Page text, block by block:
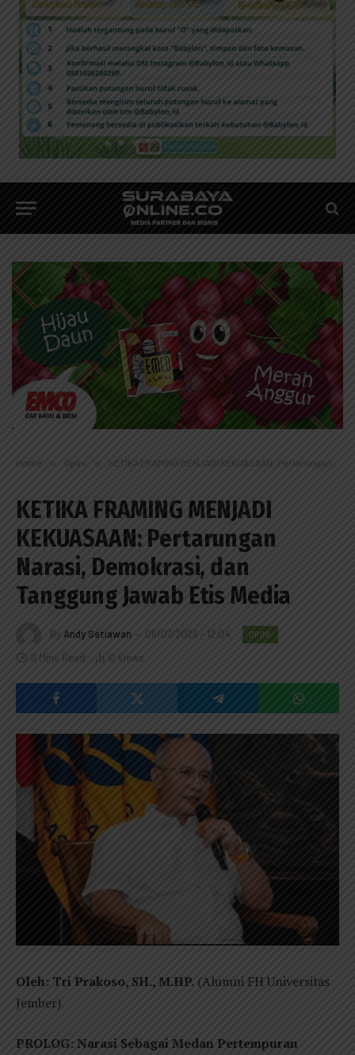
Home » Opini » KETIKA FRAMING MENJADI KEKUASAAN: Pertarungan Narasi, Demokrasi, dan Tanggung Jawab Etis Media
KETIKA FRAMING MENJADI
KEKUASAAN: Pertarungan
Narasi, Demokrasi, dan
Tanggung Jawab Etis Media
By Andy Setiawan 06/07/2026 - 12:04 OPINI
11 Mins Read 0 Views
Oleh: Tri Prakoso, SH., M.HP. (Alumni FH Universitas
Jember)
PROLOG: Narasi Sebagai Medan Pertempuran